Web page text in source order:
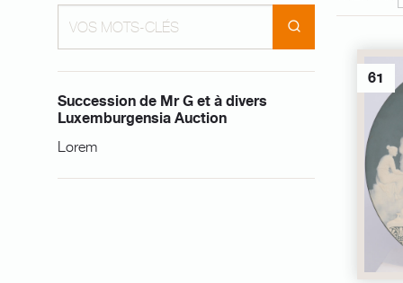
Succession de Mr G et à divers
Luxemburgensia Auction
Lorem
61